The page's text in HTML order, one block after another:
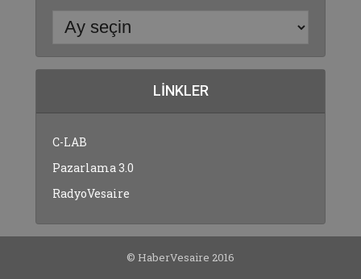
LINKLER
C-LAB
Pazarlama 3.0
RadyoVesaire
© HaberVesaire 2016